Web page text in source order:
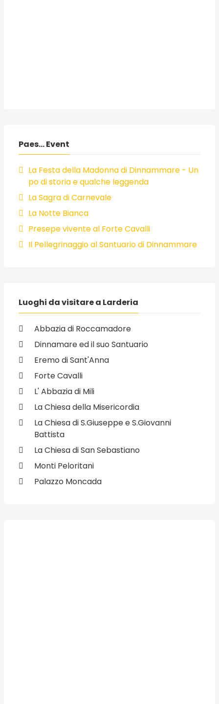
Paes... Event
La Festa della Madonna di Dinnammare - Un
po di storia e qualche leggenda
La Sagra di Carnevale
La Notte Bianca
Presepe vivente al Forte Cavalli
Il Pellegrinaggio al Santuario di Dinnammare
Luoghi da visitare a Larderia
Abbazia di Roccamadore
Dinnamare ed il suo Santuario
Eremo di Sant'Anna
Forte Cavalli
L' Abbazia di Mili
La Chiesa della Misericordia
La Chiesa di S.Giuseppe e S.Giovanni
Battista
La Chiesa di San Sebastiano
Monti Peloritani
Palazzo Moncada